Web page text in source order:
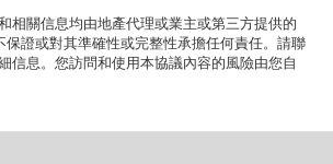
相關信息均由地產代理或業主或第三方提供的
保證或對其準確性或完整性承擔任何責任。請聯
信息。您訪問和使用本協議內容的風險由您自